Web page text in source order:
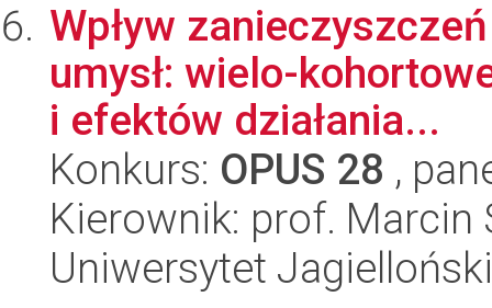
Wpływ
umysł: wielo-
i efektów działania...
Konkurs: OPUS 28 ,
Kierownik: prof. Marcin
Uniwersytet Jagielloński